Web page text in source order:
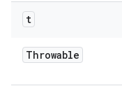
t
Throwable